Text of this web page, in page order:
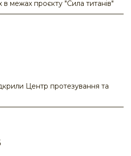
межах проєкту "Сила титанів"
Центр протезування та